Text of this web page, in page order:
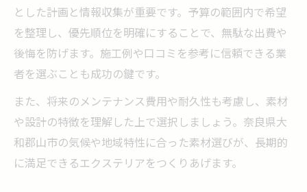
とした計画と情報収集が重要です。予算の範囲内で希望
を整理し、優先順位を明確にすることで、無駄な出費や
後悔を防げます。施工例や口コミを参考に信頼できる業
者を選ぶことも成功の鍵です。
また、将来のメンテナンス費用や耐久性も考慮し、素材
や設計の特徴を理解した上で選択しましょう。奈良県大
和郡山市の気候や地域特性に合った素材選びが、長期的
に満足できるエクステリアをつくりあげます。